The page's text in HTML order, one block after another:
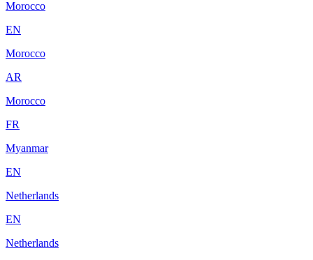
Morocco
EN
Morocco
AR
Morocco
FR
Myanmar
EN
Netherlands
EN
Netherlands